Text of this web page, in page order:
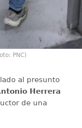
PNC)
al presunto
Herrera
de una